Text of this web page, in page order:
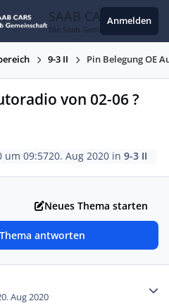
SAAB CARS
Die Saab Gemeinschaft
Anmelden
9-3 II Pin Belegung OE
von 02-06 ?
um 09:5720. Aug 2020 in9-3 II
Neues Thema starten
antworten
Aug 2020